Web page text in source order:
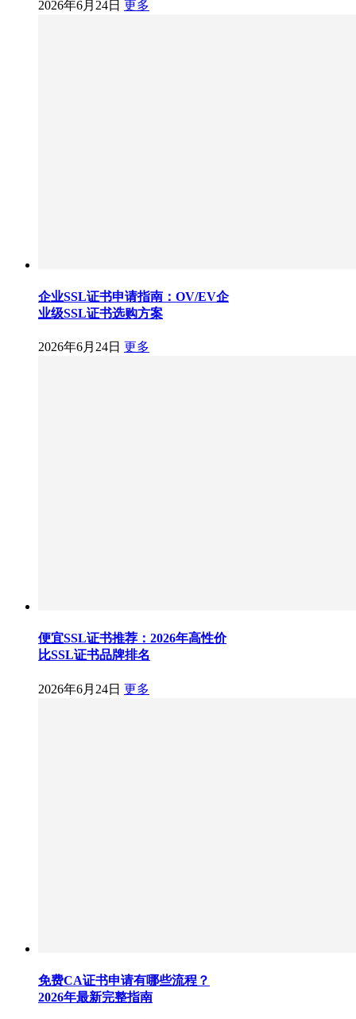
2026年6月24日 更多
企业SSL证书申请指南：OV/EV企
业级SSL证书选购方案
2026年6月24日 更多
便宜SSL证书推荐：2026年高性价
比SSL证书品牌排名
2026年6月24日 更多
免费CA证书申请有哪些流程？
2026年最新完整指南